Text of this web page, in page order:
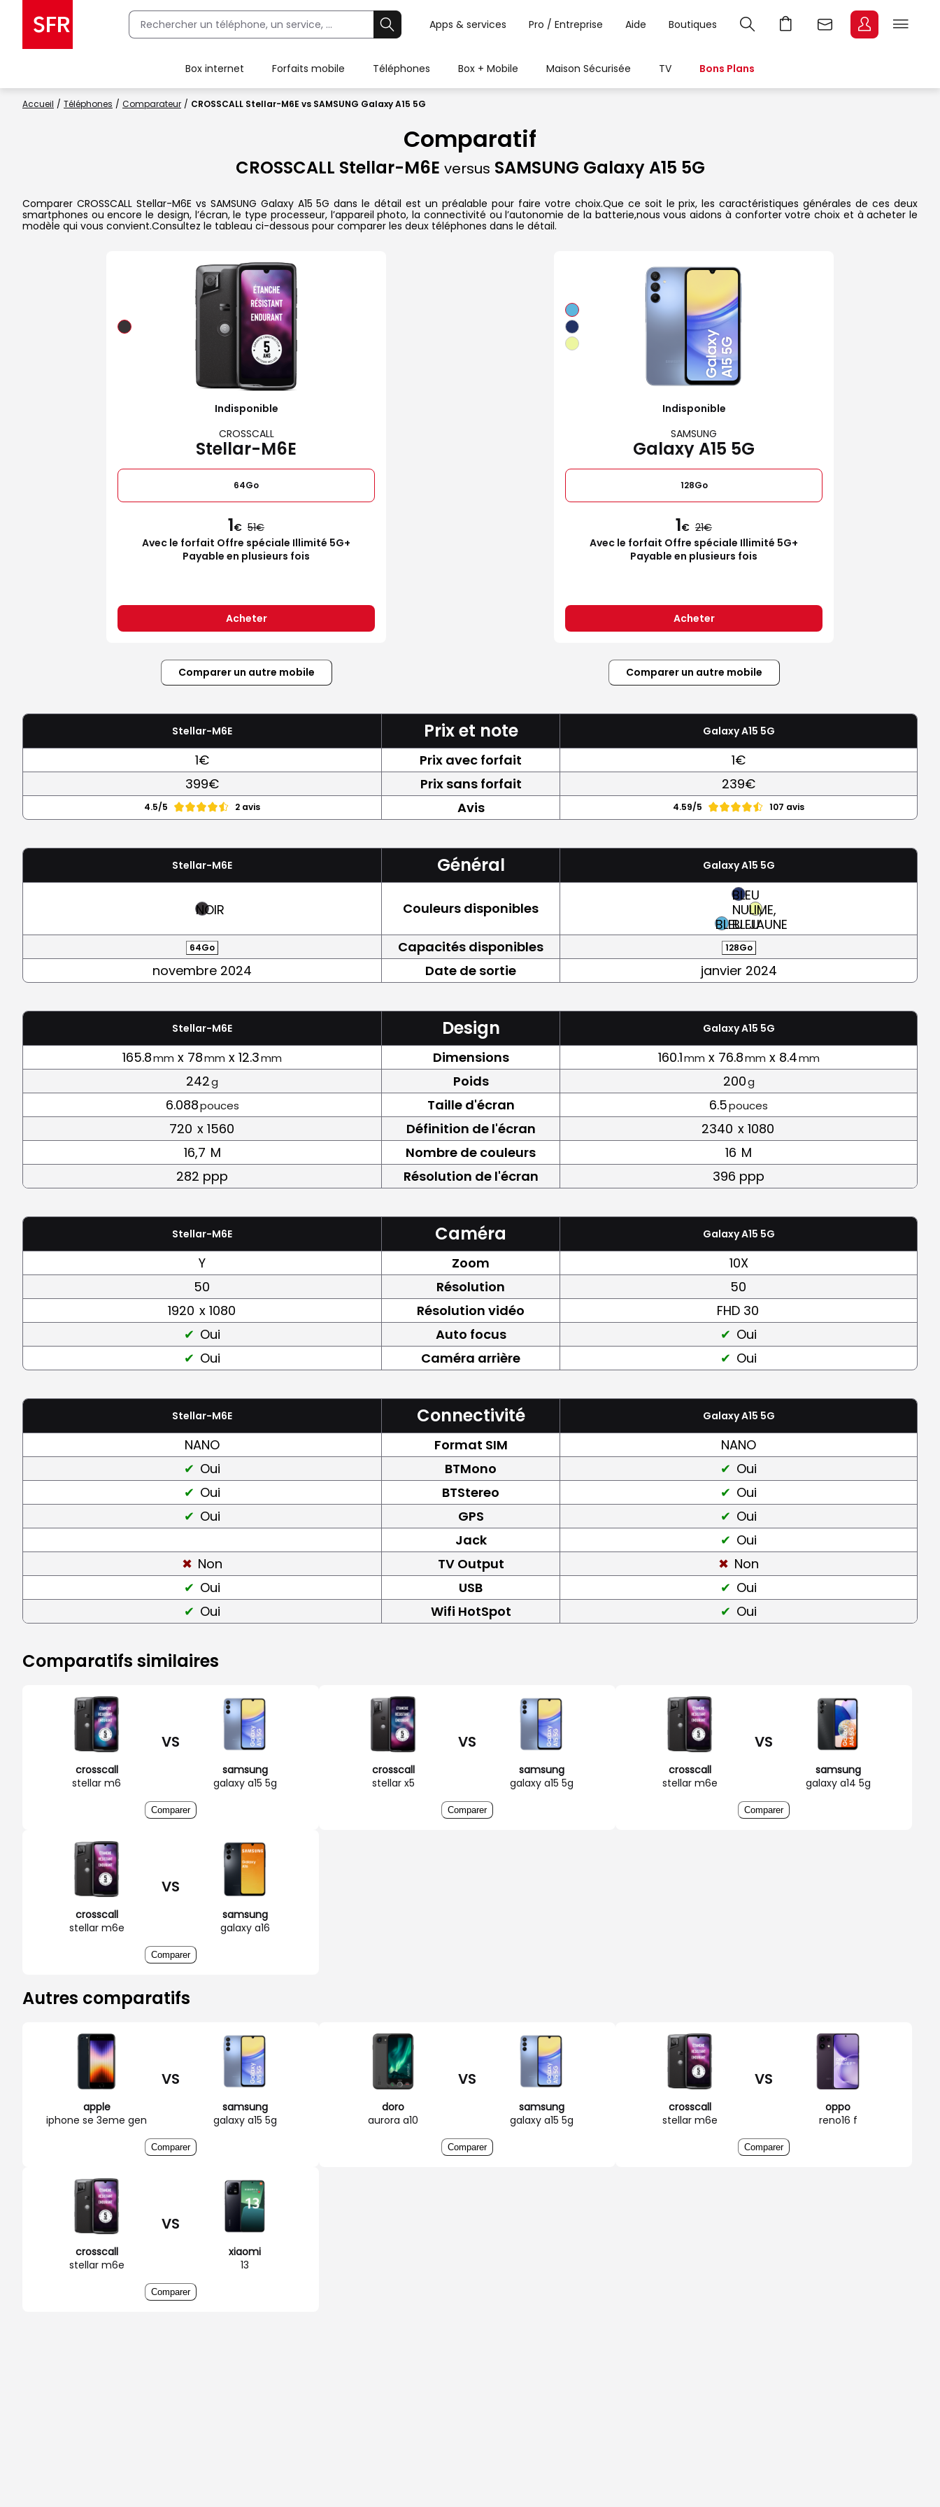
Apps & services Pro / Entreprise Aide Boutiques
Box internet Forfaits mobile Téléphones Box + Mobile Maison Sécurisée TV Bons Plans
Accueil Téléphones Comparateur CROSSCALL Stellar-M6E vs SAMSUNG Galaxy A15 5G
Comparatif
CROSSCALL Stellar-M6E versus SAMSUNG Galaxy A15 5G
Comparer CROSSCALL Stellar-M6E vs SAMSUNG Galaxy A15 5G dans le détail est un préalable pour faire votre choix.Que ce soit le prix, les caractéristiques générales de ces deux
smartphones ou encore le design, l’écran, le type processeur, l’appareil photo, la connectivité ou l’autonomie de la batterie,nous vous aidons à conforter votre choix et à acheter le
modèle qui vous convient.Consultez le tableau ci-dessous pour comparer les deux téléphones dans le détail.
Indisponible
CROSSCALL
Stellar-M6E
64Go
1€ 51
Avec le forfait Offre spéciale Illimité 5G+
Payable en plusieurs fois
Acheter
Indisponible
SAMSUNG
Galaxy A15 5G
128Go
1€ 21
Avec le forfait Offre spéciale Illimité 5G+
Payable en plusieurs fois
Acheter
Comparer un autre mobile Comparer un autre mobile
Stellar-M6E Prix et note Galaxy A15 5G
1€ Prix avec forfait
1€
399€
Prix sans forfait 239€
4.5/5 2 avis Avis 4.59/5 107 avis
Stellar-M6E Général Galaxy A15 5G
NOIR
Couleurs disponibles
BLEU
BLEU
NUIT,
BLEU
LIME,
JAUNE
64Go Capacités disponibles 128Go
novembre 2024 Date de sortie janvier 2024
Stellar-M6E Design Galaxy A15 5G
165.8mm x 78mm x 12.3mm Dimensions 160.1mm x 76.8mm x 8.4mm
242g Poids 200g
6.088pouces Taille d'écran 6.5pouces
720 x 1560 Définition de l'écran 2340 x 1080
16,7 M Nombre de couleurs 16 M
282 ppp
Résolution de l'écran 396 ppp
Stellar-M6E Caméra Galaxy A15 5G
Y Zoom
10X
50
Résolution
50
1920 x 1080 Résolution vidéo
FHD 30
Oui
Auto focus
Oui
Oui
Caméra arrière Oui
Stellar-M6E Connectivité Galaxy A15 5G
NANO Format SIM
NANO
Oui
BTMono
Oui
Oui
BTStereo
Oui
Oui
GPS
Oui
Jack
Oui
Non
TV Output
Non
Oui
USB
Oui
Oui
Wifi HotSpot Oui
Comparatifs similaires
crosscall
stellar m6
VS
samsung
galaxy a15 5g
Comparer
crosscall
stellar x5
VS
samsung
galaxy a15 5g
Comparer
crosscall
stellar m6e
VS
samsung
galaxy a14 5g
Comparer
crosscall
stellar m6e
VS
samsung
galaxy a16
Comparer
Autres comparatifs
apple
iphone se 3eme gen
VS
samsung
galaxy a15 5g
Comparer
doro
aurora a10
VS
samsung
galaxy a15 5g
Comparer
crosscall
stellar m6e
VS
oppo
reno16 f
Comparer
crosscall
stellar m6e
VS
xiaomi
13
Comparer